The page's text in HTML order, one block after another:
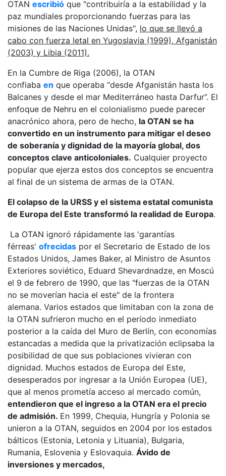
OTAN escribió que "contribuiría a la estabilidad y la
paz mundiales proporcionando fuerzas para las
misiones de las Naciones Unidas", lo que se llevó a
cabo con fuerza letal en Yugoslavia (1999), Afganistán
(2003) y Libia (2011).
En la Cumbre de Riga (2006), la OTAN
confiaba en que operaba “desde Afganistán hasta los
Balcanes y desde el mar Mediterráneo hasta Darfur”. El
enfoque de Nehru en el colonialismo puede parecer
anacrónico ahora, pero de hecho, la OTAN se ha
convertido en un instrumento para mitigar el deseo
de soberanía y dignidad de la mayoría global, dos
conceptos clave anticoloniales. Cualquier proyecto
popular que ejerza estos dos conceptos se encuentra
al final de un sistema de armas de la OTAN.
El colapso de la URSS y el sistema estatal comunista
de Europa del Este transformó la realidad de Europa.
La OTAN ignoró rápidamente las 'garantías
férreas' ofrecidas por el Secretario de Estado de los
Estados Unidos, James Baker, al Ministro de Asuntos
Exteriores soviético, Eduard Shevardnadze, en Moscú
el 9 de febrero de 1990, que las "fuerzas de la OTAN
no se moverían hacia el este" de la frontera
alemana. Varios estados que limitaban con la zona de
la OTAN sufrieron mucho en el período inmediato
posterior a la caída del Muro de Berlín, con economías
estancadas a medida que la privatización eclipsaba la
posibilidad de que sus poblaciones vivieran con
dignidad. Muchos estados de Europa del Este,
desesperados por ingresar a la Unión Europea (UE),
que al menos prometía acceso al mercado común,
entendieron que el ingreso a la OTAN era el precio
de admisión. En 1999, Chequia, Hungría y Polonia se
unieron a la OTAN, seguidos en 2004 por los estados
bálticos (Estonia, Letonia y Lituania), Bulgaria,
Rumania, Eslovenia y Eslovaquia. Ávido de
inversiones y mercados,